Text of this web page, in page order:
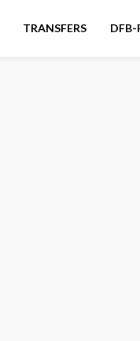
TRANSFERS DFB-